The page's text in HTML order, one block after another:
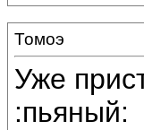
Томоэ
Уже
:пьяный: